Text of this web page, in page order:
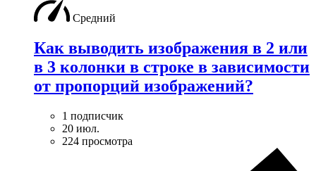
Средний
Как выводить изображения в 2 или
в 3 колонки в строке в зависимости
от пропорций изображений?
1 подписчик
20 июл.
224 просмотра